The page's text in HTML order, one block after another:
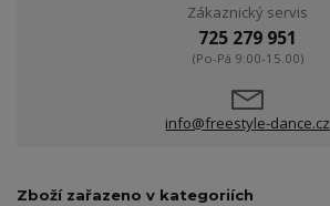
Zákaznický servis
725 279 951
(Po-Pá 9:00-15.00)
info@freestyle-dance.cz
Zboží zařazeno v kategoriích